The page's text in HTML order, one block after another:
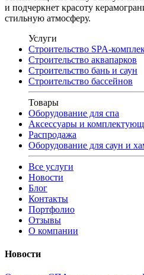
и подчеркнет красоту
стильную атмосферу.
Услуги
Строительство SPA-
Строительство аквапарков
Строительство бань и саун
Строительство бассейнов
Товары
Оборудование для спа
Аксессуары и
Распродажа
Оборудование для саун и
Все услуги
Новости
Блог
Контакты
Портфолио
Отзывы
О компании
Новости